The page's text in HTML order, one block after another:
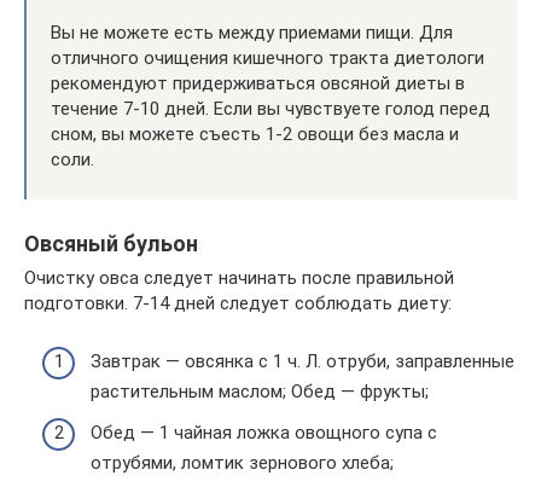
Вы не можете есть между приемами пищи. Для
отличного очищения кишечного тракта диетологи
рекомендуют придерживаться овсяной диеты в
течение 7-10 дней. Если вы чувствуете голод перед
сном, вы можете съесть 1-2 овощи без масла и
соли.
Овсяный бульон
Очистку овса следует начинать после правильной
подготовки. 7-14 дней следует соблюдать диету:
Завтрак — овсянка с 1 ч. Л. отруби, заправленные
растительным маслом; Обед — фрукты;
Обед — 1 чайная ложка овощного супа с
отрубями, ломтик зернового хлеба;